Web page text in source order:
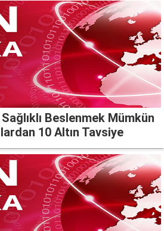
Beslenmek Mümkün
10 Altın Tavsiye